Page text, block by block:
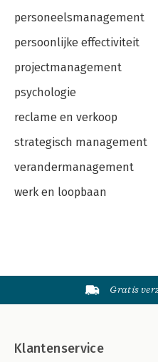
personeelsmanagement
persoonlijke effectiviteit
projectmanagement
psychologie
reclame en verkoop
strategisch management
verandermanagement
werk en loopbaan
Gratis
Klantenservice